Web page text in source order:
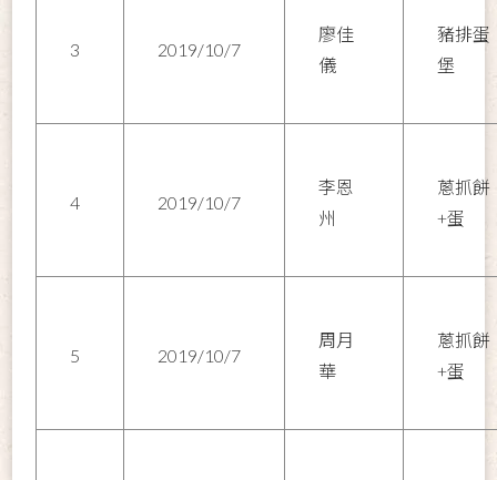
3 2019/10/7
廖佳
儀
豬排蛋
堡
4 2019/10/7
李恩
州
蔥抓餅
+蛋
5 2019/10/7
周月
華
蔥抓餅
+蛋